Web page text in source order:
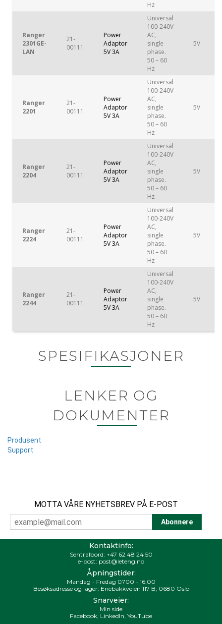
Hz
Ranger
2301GE-
LAN
21-
00111
Power
Adaptor
5V 3A
Universal
100-240V
AC,
single
phase.
50 – 60
Hz
5V
Ranger
2201
21-
00111
Power
Adaptor
5V 3A
Universal
100-240V
AC,
single
phase.
50 – 60
Hz
5V
Ranger
2204
21-
00111
Power
Adaptor
5V 3A
Universal
100-240V
AC,
single
phase.
50 – 60
Hz
5V
Ranger
2224
21-
00111
Power
Adaptor
5V 3A
Universal
100-240V
AC,
single
phase.
50 – 60
Hz
5V
Ranger
2244
21-
00111
Power
Adaptor
5V 3A
Universal
100-240V
AC,
single
phase.
50 – 60
Hz
5V
SPESIFIKASJONER
LENKER OG
DOKUMENTER
Produsent
Support
MOTTA VÅRE NYHETSBREV PÅ E-POST
Kontaktinfo:
Sentralbord: +47 62 48 24 50
e-post: post@leteng.no
Åpningstider:
Mandag - Fredag 0700 - 16:00
Besøksadresse og lager: Enebakkveien 117 B, 0680 Oslo
Snarveier:
Min side
Facebook, LinkedIn, YouTube